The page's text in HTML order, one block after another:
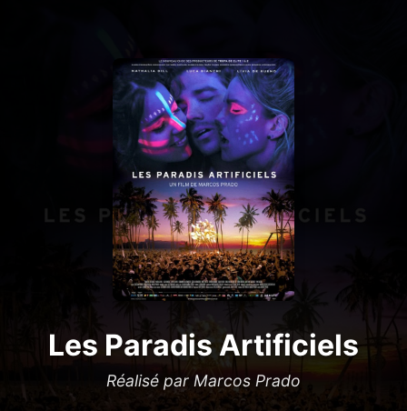
Les Paradis Artificiels
Réalisé par Marcos Prado